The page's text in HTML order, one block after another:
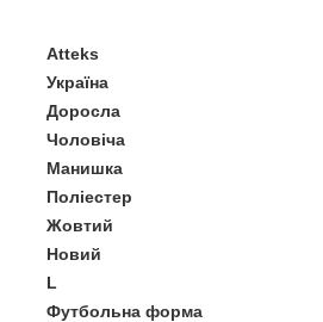
Atteks
Україна
Доросла
Чоловіча
Манишка
Поліестер
Жовтий
Новий
L
Футбольна форма